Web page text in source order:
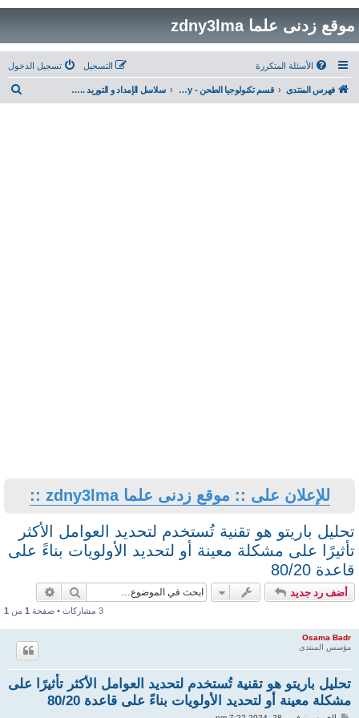
موقع زدنى علما zdny3lma
الأسئلة المتكررة تسجيل الدخول التسجيل
فهرس المنتدى قسم تكنولوجيا الطحن - Milling Technology سلاسل الإمداد و التوريد ... Supply Chain
للإعلان على :: موقع زدنى علما zdny3lma ::
تحليل باريتو هو تقنية تُستخدم لتحديد العوامل الأكثر
تأثيرًا على مشكلة معينة أو لتحديد الأولويات بناءً على
قاعدة 80/20
أضف رد جديد بحث
3 مشاركات • صفحة 1 من 1
Osama Badr
مؤسس المنتدى
تحليل باريتو هو تقنية تُستخدم لتحديد العوامل الأكثر تأثيرًا على
مشكلة معينة أو لتحديد الأولويات بناءً على قاعدة 80/20